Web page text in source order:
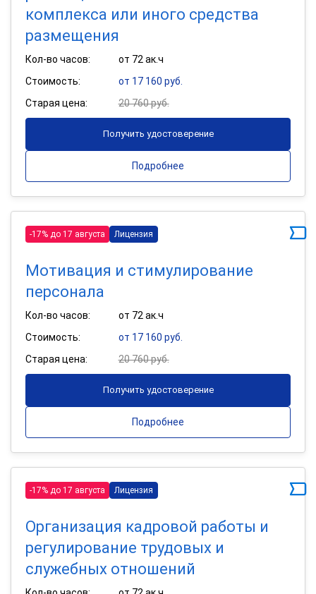
комплекса или иного средства
размещения
Кол-во часов:
от 72 ак.ч
Стоимость:
от 17 160 руб.
Старая цена:
20 760 руб.
Получить удостоверение
Подробнее
-17% до 17 августа Лицензия
Мотивация и стимулирование
персонала
Кол-во часов:
от 72 ак.ч
Стоимость:
от 17 160 руб.
Старая цена:
20 760 руб.
Получить удостоверение
Подробнее
-17% до 17 августа Лицензия
Организация кадровой работы и
регулирование трудовых и
служебных отношений